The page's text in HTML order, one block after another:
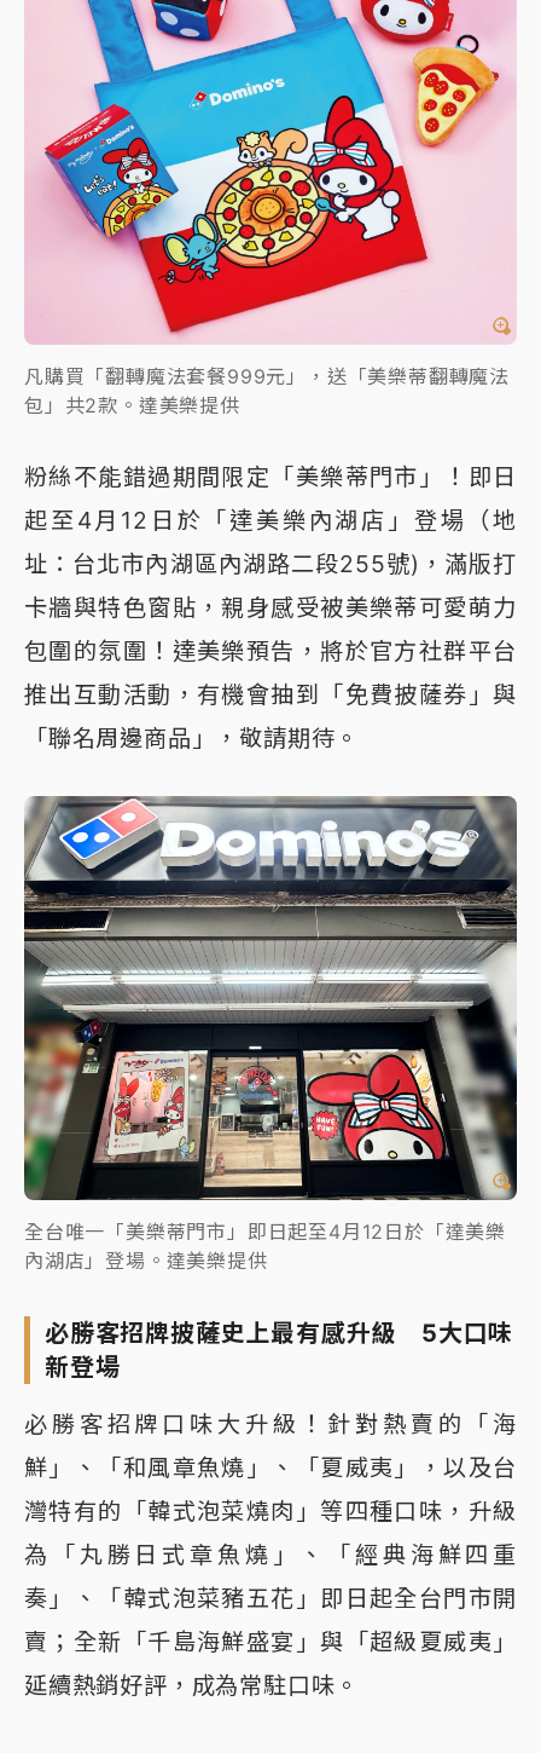
凡購買「翻轉魔法套餐999元」，送「美樂蒂翻轉魔法
包」共2款。達美樂提供
粉絲不能錯過期間限定「美樂蒂門市」！即日
起至4月12日於「達美樂內湖店」登場（地
址：台北市內湖區內湖路二段255號)，滿版打
卡牆與特色窗貼，親身感受被美樂蒂可愛萌力
包圍的氛圍！達美樂預告，將於官方社群平台
推出互動活動，有機會抽到「免費披薩券」與
「聯名周邊商品」，敬請期待。
全台唯一「美樂蒂門市」即日起至4月12日於「達美樂
內湖店」登場。達美樂提供
必勝客招牌披薩史上最有感升級 5大口味
新登場
必勝客招牌口味大升級！針對熱賣的「海
鮮」、「和風章魚燒」、「夏威夷」，以及台
灣特有的「韓式泡菜燒肉」等四種口味，升級
為「丸勝日式章魚燒」、「經典海鮮四重
奏」、「韓式泡菜豬五花」即日起全台門市開
賣；全新「千島海鮮盛宴」與「超級夏威夷」
延續熱銷好評，成為常駐口味。